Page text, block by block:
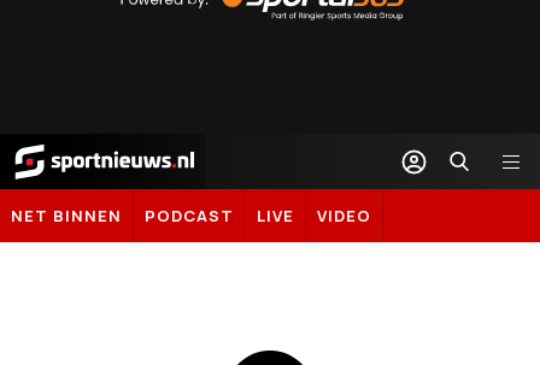
Sportal365
Sportnieuws.nl
NET BINNEN PODCAST LIVE VIDEO